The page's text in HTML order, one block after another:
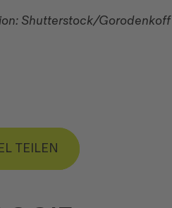
Shutterstock/Gorodenkoff
TEILEN